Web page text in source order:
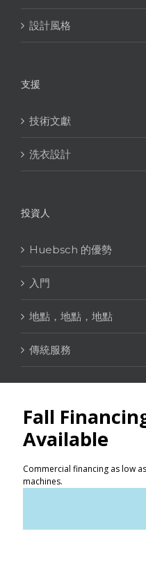
設計風格
支援
技術文獻
洗衣設計
投資人
Huebsch 的優勢
入門
地點，地點，地點
傳統服務
聯絡資訊
定位器
使用條款